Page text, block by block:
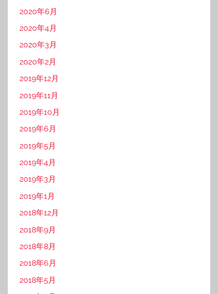
2020年6月
2020年4月
2020年3月
2020年2月
2019年12月
2019年11月
2019年10月
2019年6月
2019年5月
2019年4月
2019年3月
2019年1月
2018年12月
2018年9月
2018年8月
2018年6月
2018年5月